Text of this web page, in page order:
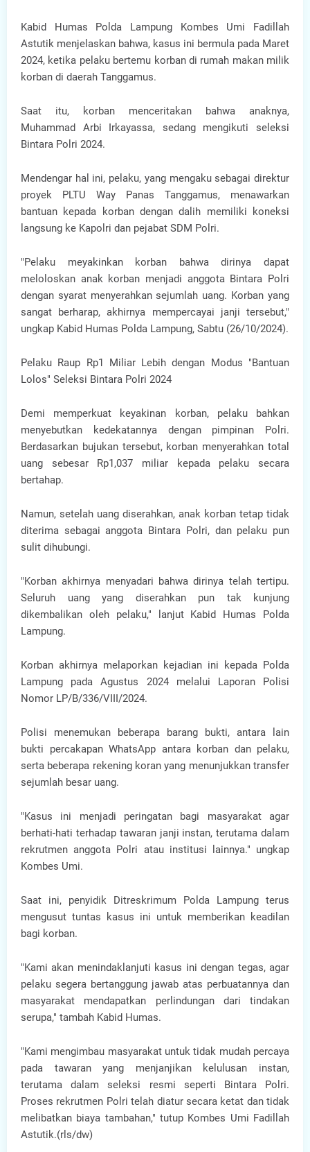
Kabid Humas Polda Lampung Kombes Umi Fadillah
Astutik menjelaskan bahwa, kasus ini bermula pada Maret
2024, ketika pelaku bertemu korban di rumah makan milik
korban di daerah Tanggamus.
Saat itu, korban menceritakan bahwa anaknya,
Muhammad Arbi Irkayassa, sedang mengikuti seleksi
Bintara Polri 2024.
Mendengar hal ini, pelaku, yang mengaku sebagai direktur
proyek PLTU Way Panas Tanggamus, menawarkan
bantuan kepada korban dengan dalih memiliki koneksi
langsung ke Kapolri dan pejabat SDM Polri.
"Pelaku meyakinkan korban bahwa dirinya dapat
meloloskan anak korban menjadi anggota Bintara Polri
dengan syarat menyerahkan sejumlah uang. Korban yang
sangat berharap, akhirnya mempercayai janji tersebut,"
ungkap Kabid Humas Polda Lampung, Sabtu (26/10/2024).
Pelaku Raup Rp1 Miliar Lebih dengan Modus "Bantuan
Lolos" Seleksi Bintara Polri 2024
Demi memperkuat keyakinan korban, pelaku bahkan
menyebutkan kedekatannya dengan pimpinan Polri.
Berdasarkan bujukan tersebut, korban menyerahkan total
uang sebesar Rp1,037 miliar kepada pelaku secara
bertahap.
Namun, setelah uang diserahkan, anak korban tetap tidak
diterima sebagai anggota Bintara Polri, dan pelaku pun
sulit dihubungi.
"Korban akhirnya menyadari bahwa dirinya telah tertipu.
Seluruh uang yang diserahkan pun tak kunjung
dikembalikan oleh pelaku," lanjut Kabid Humas Polda
Lampung.
Korban akhirnya melaporkan kejadian ini kepada Polda
Lampung pada Agustus 2024 melalui Laporan Polisi
Nomor LP/B/336/VIII/2024.
Polisi menemukan beberapa barang bukti, antara lain
bukti percakapan WhatsApp antara korban dan pelaku,
serta beberapa rekening koran yang menunjukkan transfer
sejumlah besar uang.
"Kasus ini menjadi peringatan bagi masyarakat agar
berhati-hati terhadap tawaran janji instan, terutama dalam
rekrutmen anggota Polri atau institusi lainnya." ungkap
Kombes Umi.
Saat ini, penyidik Ditreskrimum Polda Lampung terus
mengusut tuntas kasus ini untuk memberikan keadilan
bagi korban.
"Kami akan menindaklanjuti kasus ini dengan tegas, agar
pelaku segera bertanggung jawab atas perbuatannya dan
masyarakat mendapatkan perlindungan dari tindakan
serupa," tambah Kabid Humas.
"Kami mengimbau masyarakat untuk tidak mudah percaya
pada tawaran yang menjanjikan kelulusan instan,
terutama dalam seleksi resmi seperti Bintara Polri.
Proses rekrutmen Polri telah diatur secara ketat dan tidak
melibatkan biaya tambahan," tutup Kombes Umi Fadillah
Astutik.(rls/dw)